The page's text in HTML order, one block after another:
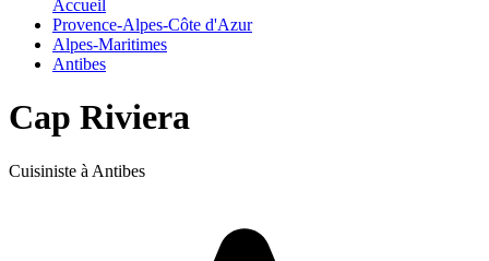
Accueil
Provence-Alpes-Côte d'Azur
Alpes-Maritimes
Antibes
Cap Riviera
Cuisiniste à Antibes